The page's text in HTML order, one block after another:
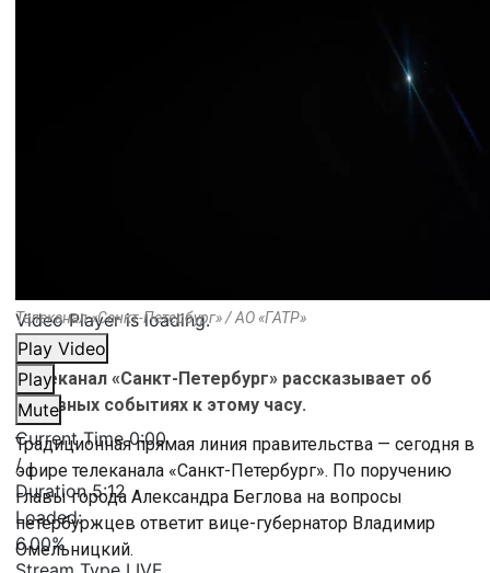
Video Player is loading.
Play Video
Play
Mute
Current Time0:00
/
Duration5:12
Loaded:
6.00%
Телеканал «Санкт-Петербург» / АО «ГАТР»
Телеканал «Санкт-Петербург» рассказывает об
основных событиях к этому часу.
Традиционная прямая линия правительства — сегодня в
эфире телеканала «Санкт-Петербург». По поручению
главы города Александра Беглова на вопросы
петербуржцев ответит вице-губернатор Владимир
Омельницкий.